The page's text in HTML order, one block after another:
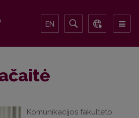
EN
Komunikacijos fakulteto